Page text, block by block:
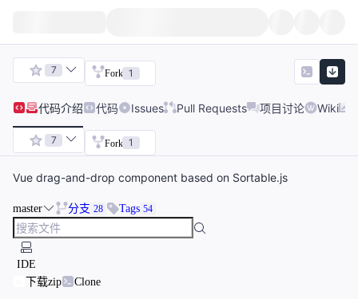
7 Fork 1
代码介绍 代码 Issues Pull Requests 项目讨论 Wiki
7 Fork 1
Vue drag-and-drop component based on Sortable.js
master 分支 28 Tags 54
IDE
下载zip
Clone